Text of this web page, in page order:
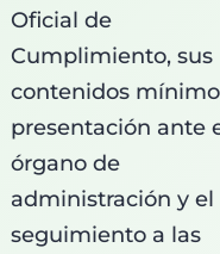
Oficial de
Cumplimiento, sus
contenidos
presentación ante
órgano de
administración y el
seguimiento a las